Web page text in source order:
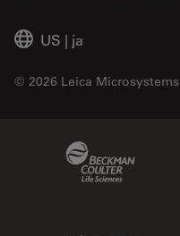
US | ja
© 2026 Leica Microsystems